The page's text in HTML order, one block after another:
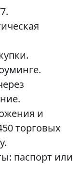
и
торговых
паспорт или